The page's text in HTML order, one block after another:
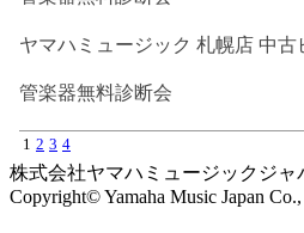
ヤマハミュージック 札幌店 中
管楽器無料診断会
1 2 3 4
株式会社ヤマハミュージックジャ
Copyright© Yamaha Music Japan